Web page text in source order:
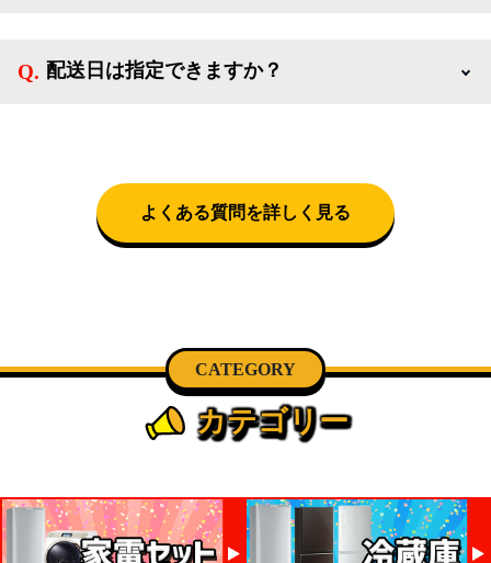
神奈川・千葉)において自社配送を選択いただくこと
配送日は指定できますか？
話にて日時決定に関するご連絡をさせて頂きます。
よくある質問を詳しく見る
CATEGORY
カテゴリー